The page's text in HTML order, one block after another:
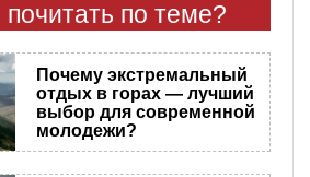
по теме?
Почему экстремальный
отдых в горах — лучший
выбор для современной
молодежи?